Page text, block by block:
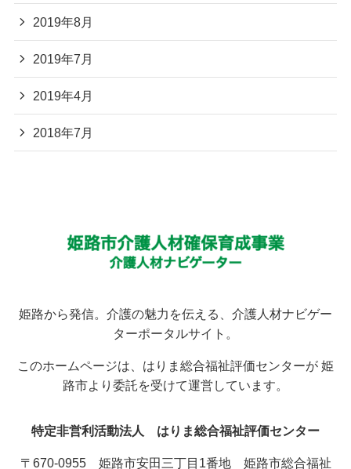
2019年8月
2019年7月
2019年4月
2018年7月
姫路から発信。介護の魅力を伝える、介護人材ナビゲー
ターポータルサイト。
このホームページは、はりま総合福祉評価センターが 姫
路市より委託を受けて運営しています。
特定非営利活動法人 はりま総合福祉評価センター
〒670-0955 姫路市安田三丁目1番地 姫路市総合福祉